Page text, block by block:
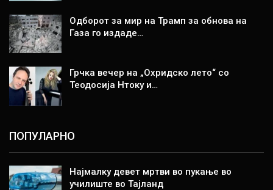
Одборот за мир на Трамп за обнова на
Газа го издаде…
Грчка вечер на „Охридско лето“ со
Теодосија Нтоку и…
ПОПУЛАРНО
Најмалку девет мртви во пукање во
училиште во Тајланд